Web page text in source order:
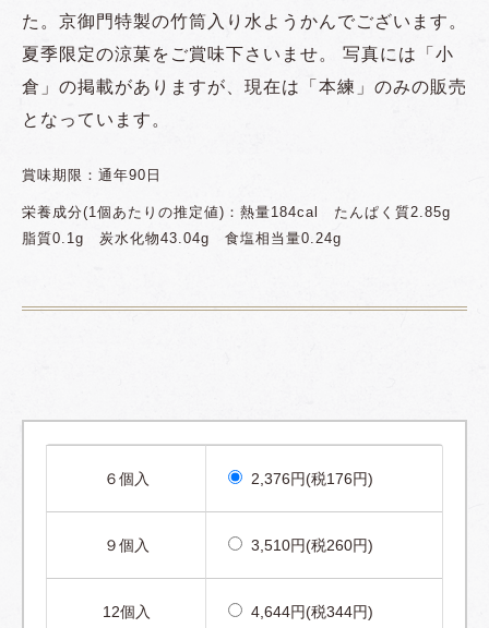
た。京御門特製の竹筒入り水ようかんでございます。
夏季限定の涼菓をご賞味下さいませ。 写真には「小
倉」の掲載がありますが、現在は「本練」のみの販売
となっています。
賞味期限：通年90日
栄養成分(1個あたりの推定値)：熱量184cal たんぱく質2.85g
脂質0.1g 炭水化物43.04g 食塩相当量0.24g
６個入 2,376円(税176円)
９個入 3,510円(税260円)
12個入 4,644円(税344円)